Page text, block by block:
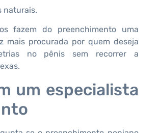
naturais.
fazem do preenchimento uma
mais procurada por quem deseja
no pênis sem recorrer a
um especialista